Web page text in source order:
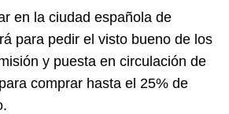
en la ciudad española de
para pedir el visto bueno de los
y puesta en circulación de
comprar hasta el 25% de